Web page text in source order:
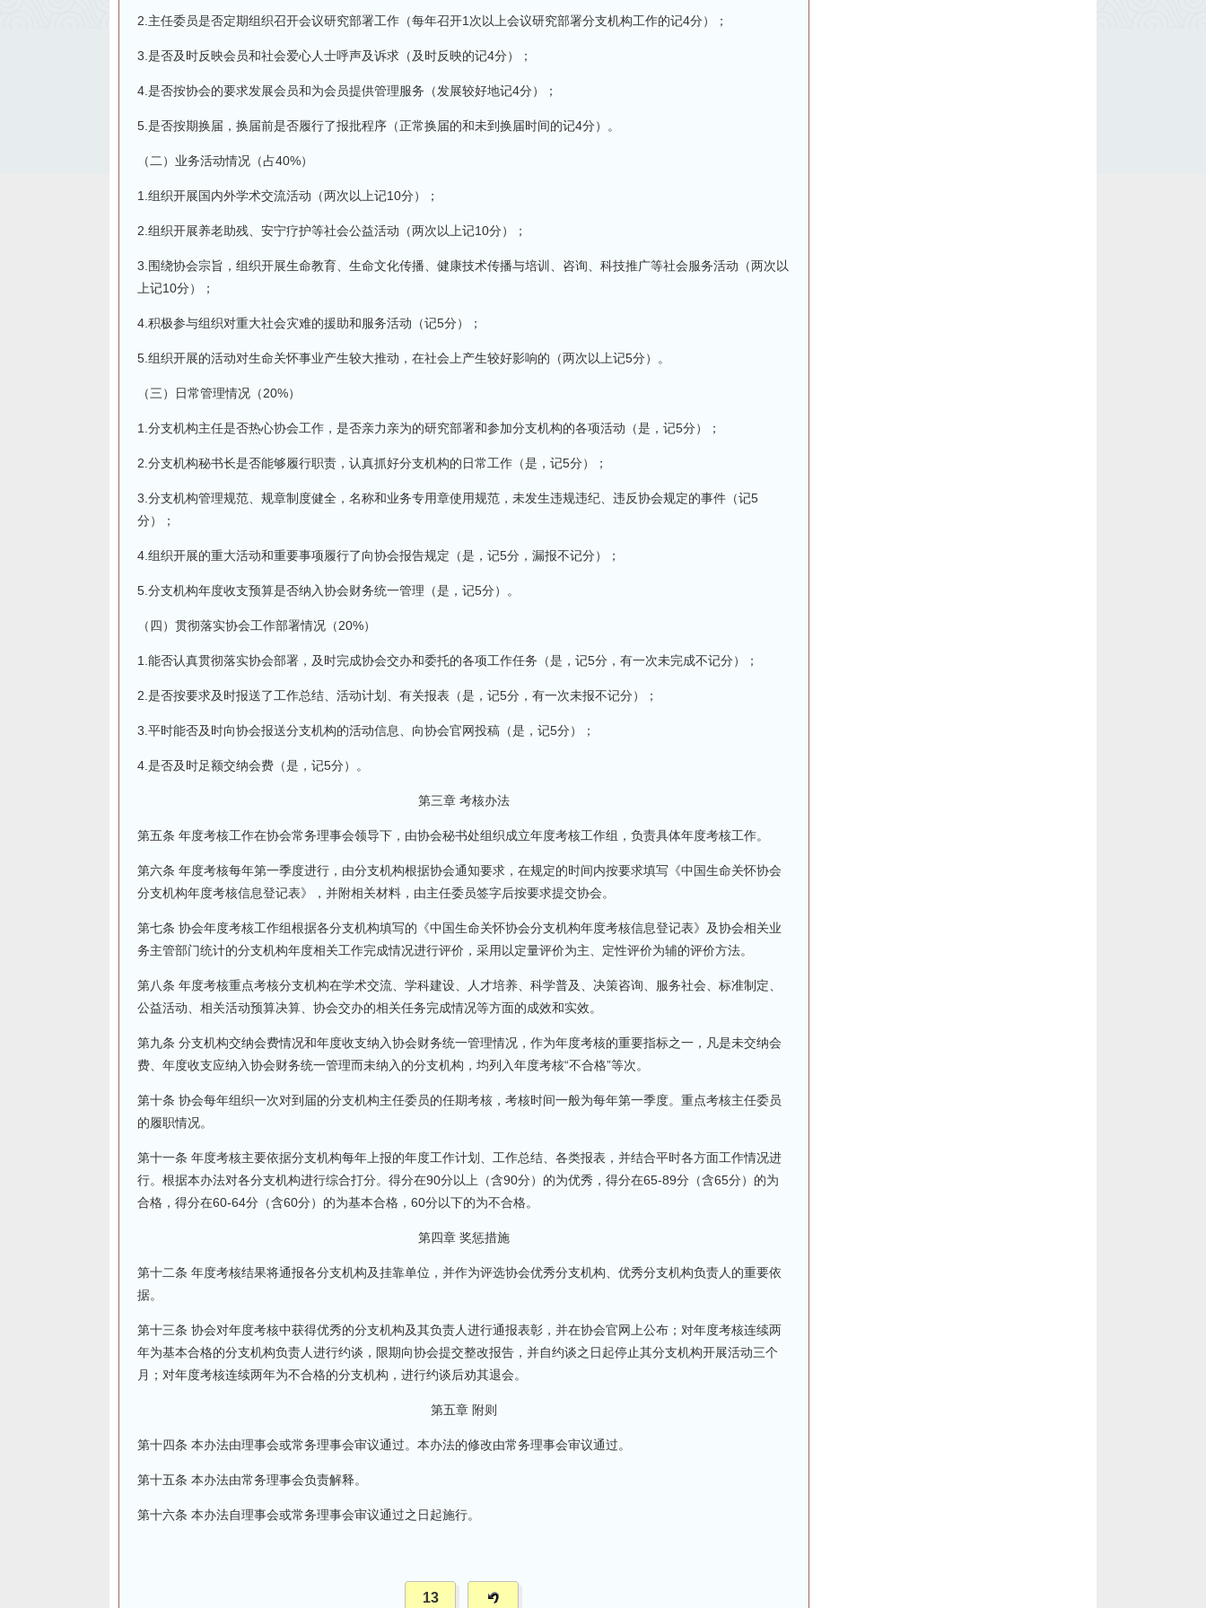
2.主任委员是否定期组织召开会议研究部署工作（每年召开1次以上会议研究部署分支机构工作的记4分）；
3.是否及时反映会员和社会爱心人士呼声及诉求（及时反映的记4分）；
4.是否按协会的要求发展会员和为会员提供管理服务（发展较好地记4分）；
5.是否按期换届，换届前是否履行了报批程序（正常换届的和未到换届时间的记4分）。
（二）业务活动情况（占40%）
1.组织开展国内外学术交流活动（两次以上记10分）；
2.组织开展养老助残、安宁疗护等社会公益活动（两次以上记10分）；
3.围绕协会宗旨，组织开展生命教育、生命文化传播、健康技术传播与培训、咨询、科技推广等社会服务活动（两次以
上记10分）；
4.积极参与组织对重大社会灾难的援助和服务活动（记5分）；
5.组织开展的活动对生命关怀事业产生较大推动，在社会上产生较好影响的（两次以上记5分）。
（三）日常管理情况（20%）
1.分支机构主任是否热心协会工作，是否亲力亲为的研究部署和参加分支机构的各项活动（是，记5分）；
2.分支机构秘书长是否能够履行职责，认真抓好分支机构的日常工作（是，记5分）；
3.分支机构管理规范、规章制度健全，名称和业务专用章使用规范，未发生违规违纪、违反协会规定的事件（记5
分）；
4.组织开展的重大活动和重要事项履行了向协会报告规定（是，记5分，漏报不记分）；
5.分支机构年度收支预算是否纳入协会财务统一管理（是，记5分）。
（四）贯彻落实协会工作部署情况（20%）
1.能否认真贯彻落实协会部署，及时完成协会交办和委托的各项工作任务（是，记5分，有一次未完成不记分）；
2.是否按要求及时报送了工作总结、活动计划、有关报表（是，记5分，有一次未报不记分）；
3.平时能否及时向协会报送分支机构的活动信息、向协会官网投稿（是，记5分）；
4.是否及时足额交纳会费（是，记5分）。
第三章 考核办法
第五条 年度考核工作在协会常务理事会领导下，由协会秘书处组织成立年度考核工作组，负责具体年度考核工作。
第六条 年度考核每年第一季度进行，由分支机构根据协会通知要求，在规定的时间内按要求填写《中国生命关怀协会
分支机构年度考核信息登记表》，并附相关材料，由主任委员签字后按要求提交协会。
第七条 协会年度考核工作组根据各分支机构填写的《中国生命关怀协会分支机构年度考核信息登记表》及协会相关业
务主管部门统计的分支机构年度相关工作完成情况进行评价，采用以定量评价为主、定性评价为辅的评价方法。
第八条 年度考核重点考核分支机构在学术交流、学科建设、人才培养、科学普及、决策咨询、服务社会、标准制定、
公益活动、相关活动预算决算、协会交办的相关任务完成情况等方面的成效和实效。
第九条 分支机构交纳会费情况和年度收支纳入协会财务统一管理情况，作为年度考核的重要指标之一，凡是未交纳会
费、年度收支应纳入协会财务统一管理而未纳入的分支机构，均列入年度考核“不合格”等次。
第十条 协会每年组织一次对到届的分支机构主任委员的任期考核，考核时间一般为每年第一季度。重点考核主任委员
的履职情况。
第十一条 年度考核主要依据分支机构每年上报的年度工作计划、工作总结、各类报表，并结合平时各方面工作情况进
行。根据本办法对各分支机构进行综合打分。得分在90分以上（含90分）的为优秀，得分在65-89分（含65分）的为
合格，得分在60-64分（含60分）的为基本合格，60分以下的为不合格。
第四章 奖惩措施
第十二条 年度考核结果将通报各分支机构及挂靠单位，并作为评选协会优秀分支机构、优秀分支机构负责人的重要依
据。
第十三条 协会对年度考核中获得优秀的分支机构及其负责人进行通报表彰，并在协会官网上公布；对年度考核连续两
年为基本合格的分支机构负责人进行约谈，限期向协会提交整改报告，并自约谈之日起停止其分支机构开展活动三个
月；对年度考核连续两年为不合格的分支机构，进行约谈后劝其退会。
第五章 附则
第十四条 本办法由理事会或常务理事会审议通过。本办法的修改由常务理事会审议通过。
第十五条 本办法由常务理事会负责解释。
第十六条 本办法自理事会或常务理事会审议通过之日起施行。
13